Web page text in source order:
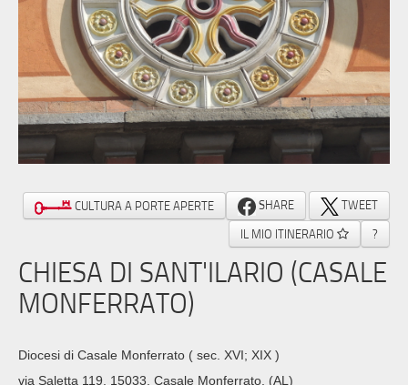
CULTURA A PORTE APERTE SHARE
TWEET
IL MIO ITINERARIO
?
CHIESA DI SANT'ILARIO (CASALE
MONFERRATO)
Diocesi di Casale Monferrato ( sec. XVI; XIX )
via Saletta 119, 15033, Casale Monferrato, (AL)